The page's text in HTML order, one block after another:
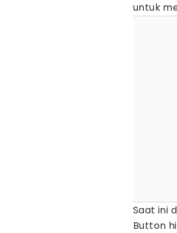
untuk
Saat ini
Button